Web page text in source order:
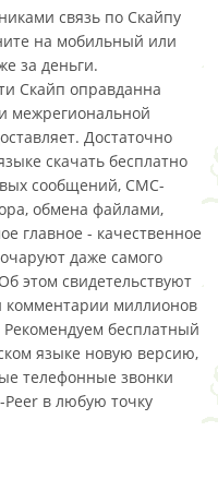
связь по Скайпу
на мобильный или
за деньги.
Скайп оправданна
межрегиональной
Достаточно
скачать бесплатно
сообщений, СМС-
обмена файлами,
главное - качественное
даже самого
этом свидетельствуют
комментарии миллионов
бесплатный
языке новую версию,
телефонные звонки
Peer в любую точку